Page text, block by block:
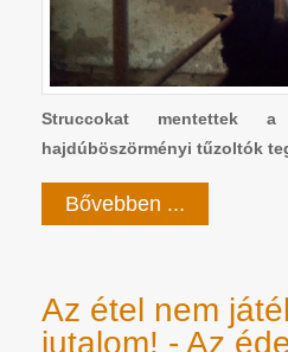
Struccokat mentettek
hajdúböszörményi tűzoltók
Bővebben ...
Az étel nem
jutalom! - Az